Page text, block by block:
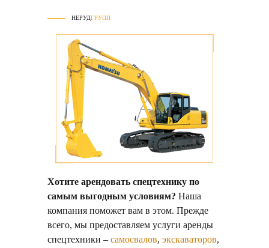
НЕРУДГРУПП
Хотите арендовать спецтехнику по
самым выгодным условиям? Наша
компания поможет вам в этом. Прежде
всего, мы предоставляем услуги аренды
спецтехники – самосвалов, экскаваторов,